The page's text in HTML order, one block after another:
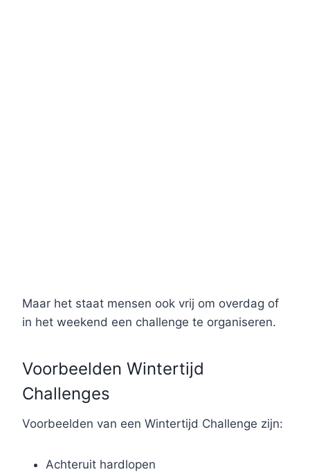
Maar het staat mensen ook vrij om overdag of
in het weekend een challenge te organiseren.
Voorbeelden Wintertijd
Challenges
Voorbeelden van een Wintertijd Challenge zijn:
Achteruit hardlopen